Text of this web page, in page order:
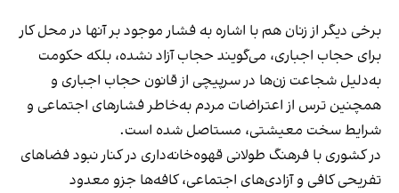
برخی دیگر از زنان هم با اشاره به فشار موجود بر آنها در محل کار
برای حجاب اجباری، می‌گویند حجاب آزاد نشده، بلکه حکومت
به‌دلیل شجاعت زن‌ها در سرپیچی از قانون حجاب اجباری و
همچنین ترس از اعتراضات مردم به‌خاطر فشارهای اجتماعی و
شرایط سخت معیشتی، مستاصل شده است.
در کشوری با فرهنگ طولانی قهوه‌‌خانه‌داری در کنار نبود فضاهای
تفریحی کافی و آزادی‌های اجتماعی، کافه‌ها جزو معدود